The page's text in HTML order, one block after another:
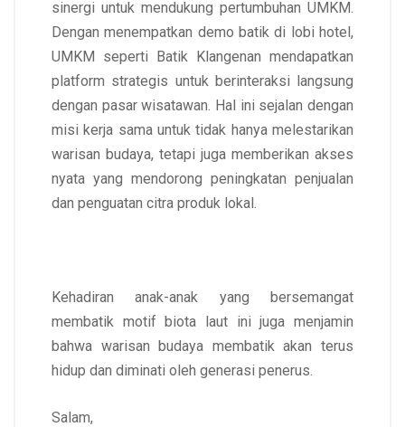
sinergi untuk mendukung pertumbuhan UMKM.
Dengan menempatkan demo batik di lobi hotel,
UMKM seperti Batik Klangenan mendapatkan
platform strategis untuk berinteraksi langsung
dengan pasar wisatawan. Hal ini sejalan dengan
misi kerja sama untuk tidak hanya melestarikan
warisan budaya, tetapi juga memberikan akses
nyata yang mendorong peningkatan penjualan
dan penguatan citra produk lokal.
Kehadiran anak-anak yang bersemangat
membatik motif biota laut ini juga menjamin
bahwa warisan budaya membatik akan terus
hidup dan diminati oleh generasi penerus.
Salam,